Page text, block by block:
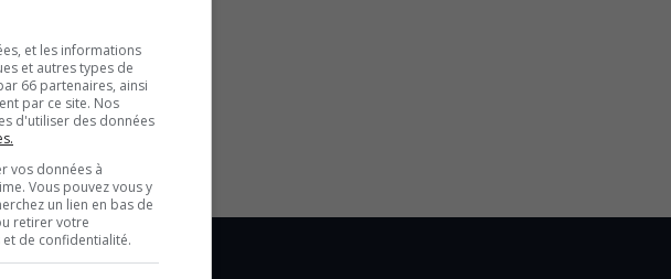
et les informations
et autres types de
66 partenaires, ainsi
par ce site. Nos
d'utiliser des données
vos données à
Vous pouvez vous y
un lien en bas de
retirer votre
de confidentialité.